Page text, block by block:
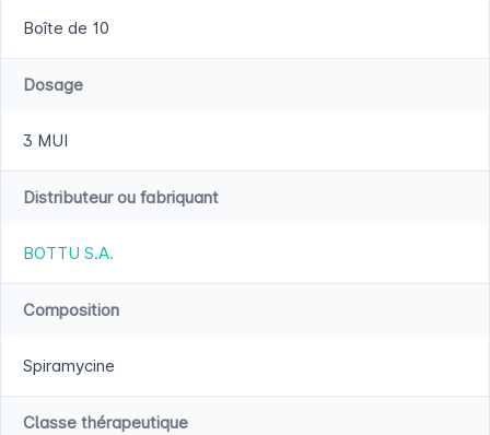
Boîte de 10
Dosage
3 MUI
Distributeur ou fabriquant
BOTTU S.A.
Composition
Spiramycine
Classe thérapeutique